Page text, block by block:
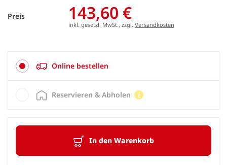
Preis 143,60 €
inkl. gesetzl. MwSt., zzgl. Versandkosten
Online bestellen
In den Warenkorb
Reservieren & Abholen